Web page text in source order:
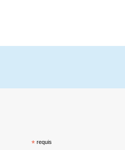
*requis